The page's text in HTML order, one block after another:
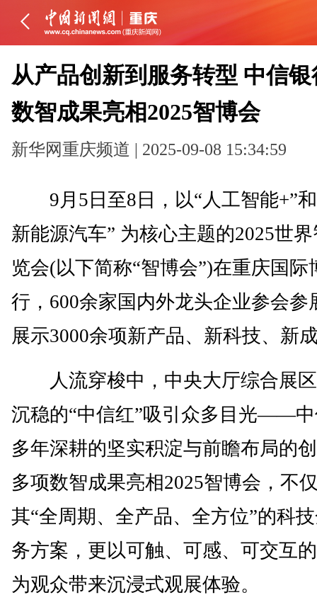
从产品创新到服务转型 中信
数智成果亮相2025智博会
新华网重庆频道 | 2025-09-08 15:34:59
9月5日至8日，以“人工智能+”和
新能源汽车” 为核心主题的2025世
览会(以下简称“智博会”)在重庆国际
行，600余家国内外龙头企业参会参
展示3000余项新产品、新科技、新
人流穿梭中，中央大厅综合展区
沉稳的“中信红”吸引众多目光——
多年深耕的坚实积淀与前瞻布局的
多项数智成果亮相2025智博会，不
其“全周期、全产品、全方位”的科
务方案，更以可触、可感、可交互
为观众带来沉浸式观展体验。